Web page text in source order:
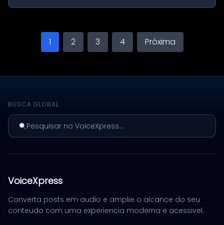
1 2 3 4 Próxima
BUSCA GLOBAL
Pesquisar no VoiceXpress...
VoiceXpress
Converta posts em audio e amplie o alcance do seu
conteudo com uma experiencia moderna e acessivel.